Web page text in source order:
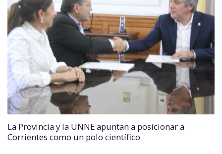
La Provincia y la UNNE apuntan a posicionar a
Corrientes como un polo científico